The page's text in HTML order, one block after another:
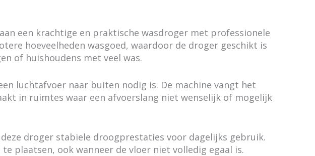
een krachtige en praktische wasdroger met professionele
hoeveelheden wasgoed, waardoor de droger geschikt is
of huishoudens met veel was.
luchtafvoer naar buiten nodig is. De machine vangt het
in ruimtes waar een afvoerslang niet wenselijk of mogelijk
droger stabiele droogprestaties voor dagelijks gebruik.
plaatsen, ook wanneer de vloer niet volledig egaal is.